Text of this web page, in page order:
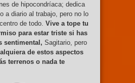
de hipocondríaca; dedica
a diario al trabajo, pero no lo
de todo. Vive a tope tu
para estar triste si has
sentimental, Sagitario, pero
de estos aspectos
terrenos o nada te